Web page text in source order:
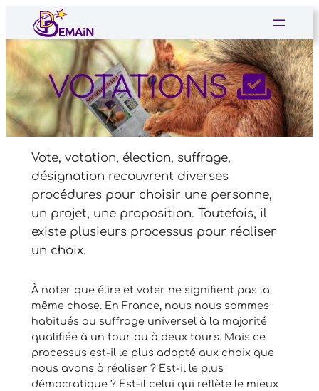
contenu
VOTATIONS
Vote, votation, élection, suffrage,
désignation recouvrent diverses
procédures pour choisir une personne,
un projet, une proposition. Toutefois, il
existe plusieurs processus pour réaliser
un choix.
À noter que élire et voter ne signifient pas la
même chose. En France, nous nous sommes
habitués au suffrage universel à la majorité
qualifiée à un tour ou à deux tours. Mais ce
processus est-il le plus adapté aux choix que
nous avons à réaliser ? Est-il le plus
démocratique ? Est-il celui qui reflète le mieux